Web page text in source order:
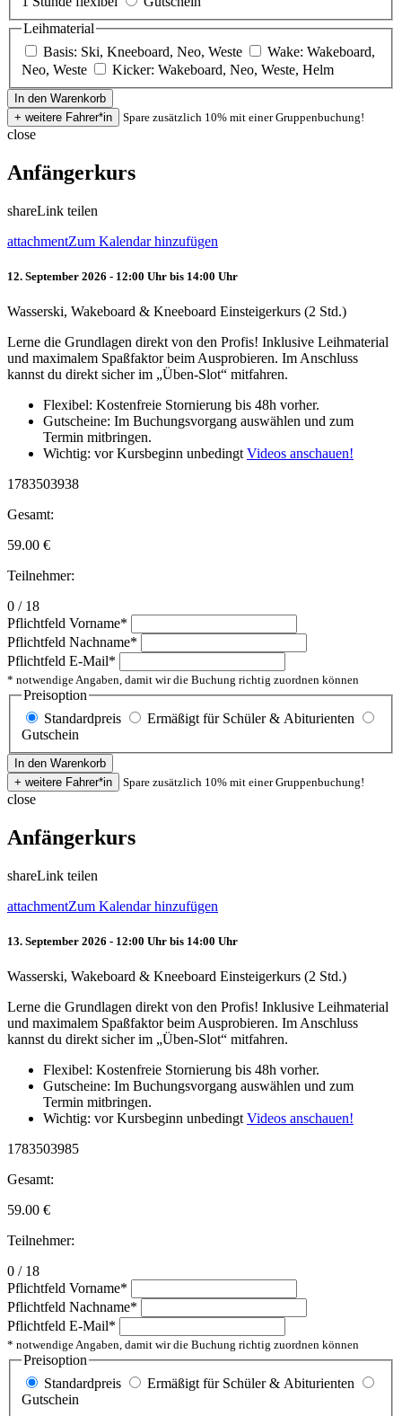
Leihmaterial
Basis: Ski, Kneeboard, Neo, Weste
Wake: Wakeboard,
Neo, Weste
Kicker: Wakeboard, Neo, Weste, Helm
Spare zusätzlich 10% mit einer Gruppenbuchung!
close
Anfängerkurs
shareLink teilen
attachmentZum Kalendar hinzufügen
12. September 2026 - 12:00 Uhr bis 14:00 Uhr
Wasserski, Wakeboard & Kneeboard Einsteigerkurs (2 Std.)
Lerne die Grundlagen direkt von den Profis! Inklusive Leihmaterial
und maximalem Spaßfaktor beim Ausprobieren. Im Anschluss
kannst du direkt sicher im „Üben-Slot“ mitfahren.
Flexibel: Kostenfreie Stornierung bis 48h vorher.
Gutscheine: Im Buchungsvorgang auswählen und zum
Termin mitbringen.
Wichtig: vor Kursbeginn unbedingt Videos anschauen!
1783503938
Gesamt:
59.00 €
Teilnehmer:
0 / 18
Pflichtfeld Vorname*
Pflichtfeld Nachname*
Pflichtfeld E-Mail*
* notwendige Angaben, damit wir die Buchung richtig zuordnen können
Preisoption
Standardpreis
Ermäßigt für Schüler & Abiturienten
Gutschein
Spare zusätzlich 10% mit einer Gruppenbuchung!
close
Anfängerkurs
shareLink teilen
attachmentZum Kalendar hinzufügen
13. September 2026 - 12:00 Uhr bis 14:00 Uhr
Wasserski, Wakeboard & Kneeboard Einsteigerkurs (2 Std.)
Lerne die Grundlagen direkt von den Profis! Inklusive Leihmaterial
und maximalem Spaßfaktor beim Ausprobieren. Im Anschluss
kannst du direkt sicher im „Üben-Slot“ mitfahren.
Flexibel: Kostenfreie Stornierung bis 48h vorher.
Gutscheine: Im Buchungsvorgang auswählen und zum
Termin mitbringen.
Wichtig: vor Kursbeginn unbedingt Videos anschauen!
1783503985
Gesamt:
59.00 €
Teilnehmer:
0 / 18
Pflichtfeld Vorname*
Pflichtfeld Nachname*
Pflichtfeld E-Mail*
* notwendige Angaben, damit wir die Buchung richtig zuordnen können
Preisoption
Standardpreis
Ermäßigt für Schüler & Abiturienten
Gutschein